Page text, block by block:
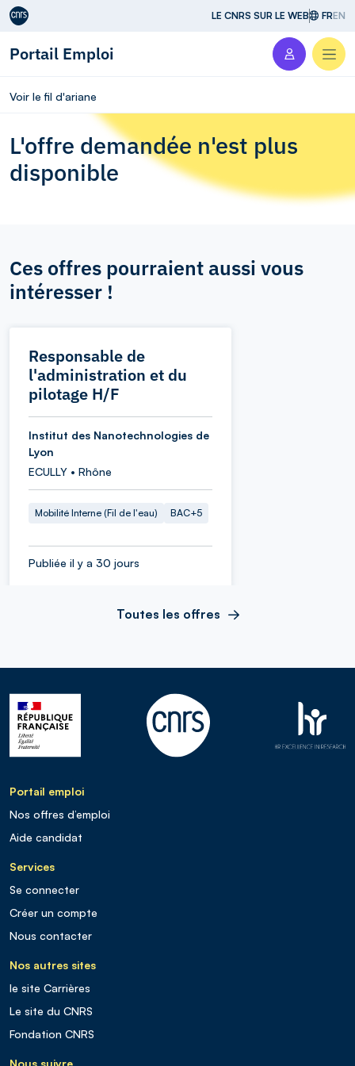
Aller au contenu LE CNRS SUR LE WEB FREN
Portail Emploi
Voir le fil d'ariane
L'offre demandée n'est plus
disponible
Ces offres pourraient aussi vous
intéresser !
Responsable de
l'administration et du
pilotage H/F
Institut des Nanotechnologies de
Lyon
ECULLY • Rhône
Mobilité Interne (Fil de l'eau) BAC+5
Publiée il y a 30 jours
Toutes les offres
Portail emploi
Nos offres d’emploi
Aide candidat
Services
Se connecter
Créer un compte
Nous contacter
Nos autres sites
le site Carrières
Le site du CNRS
Fondation CNRS
Nous suivre